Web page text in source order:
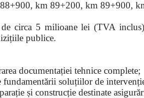
km 89+200, km 89+900,
de circa 5 milioane lei (TVA
publice.
documentației tehnice complete;
fundamentării soluțiilor de
și construcție destinate